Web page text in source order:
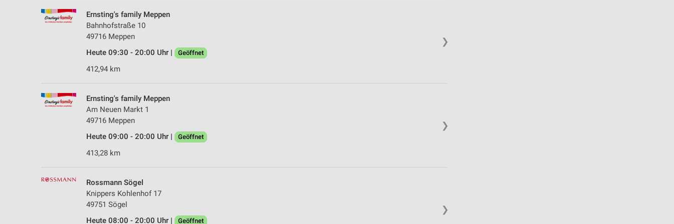
❯
Ernsting's family Meppen
Bahnhofstraße 10
49716 Meppen
Heute 09:30 - 20:00 Uhr |
Geöffnet
412,94 km
❯
Ernsting's family Meppen
Am Neuen Markt 1
49716 Meppen
Heute 09:00 - 20:00 Uhr |
Geöffnet
413,28 km
❯
Rossmann Sögel
Knippers Kohlenhof 17
49751 Sögel
Heute 08:00 - 20:00 Uhr |
Geöffnet